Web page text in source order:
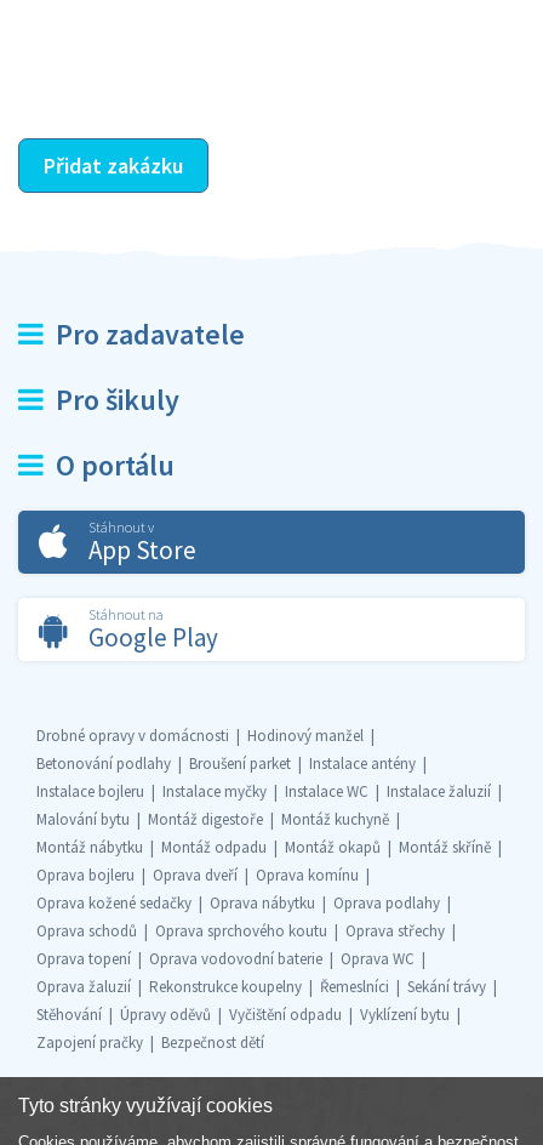
Přidat zakázku
Pro zadavatele
Pro šikuly
O portálu
Stáhnout v
App Store
Stáhnout na
Google Play
Drobné opravy v domácnosti
Hodinový manžel
Betonování podlahy
Broušení parket
Instalace antény
Instalace bojleru
Instalace myčky Instalace WC
Instalace žaluzií
Malování bytu
Montáž digestoře
Montáž kuchyně
Montáž nábytku
Montáž odpadu Montáž okapů
Montáž skříně
Oprava bojleru
Oprava dveří
Oprava komínu
Oprava kožené sedačky
Oprava nábytku
Oprava podlahy
Oprava schodů
Oprava sprchového koutu
Oprava střechy
Oprava topení
Oprava vodovodní baterie
Oprava WC
Oprava žaluzií
Rekonstrukce koupelny Řemeslníci
Sekání trávy
Stěhování
Úpravy oděvů Vyčištění odpadu
Vyklízení bytu
Zapojení pračky
Bezpečnost dětí
Tyto stránky využívají cookies